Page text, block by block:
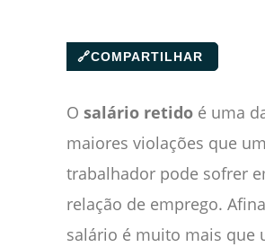
🔗COMPARTILHAR
O salário retido é uma
maiores violações que um
trabalhador pode sofrer
relação de emprego.
salário é muito mais que